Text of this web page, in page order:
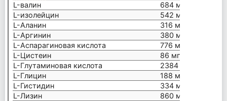
L-валин
684 мг
L-изолейцин
542 мг
L-Аланин
316 мг
L-Аргинин
380 мг
L-Аспарагиновая кислота
776 мг
L-Цистеин
86 мг
L-Глутаминовая кислота
2384 мг
L-Глицин
188 мг
L-Гистидин
334 мг
L-Лизин
860 мг